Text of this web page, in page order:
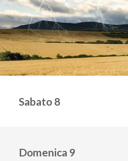
Sabato 8
Domenica 9